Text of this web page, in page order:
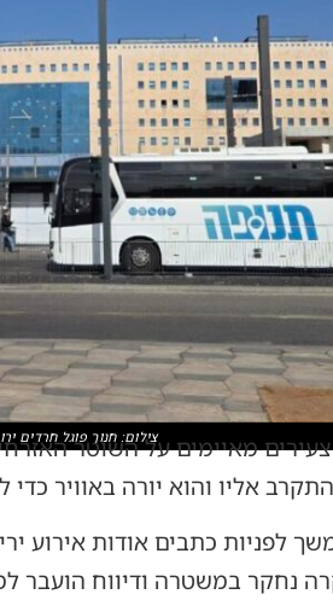
צילום: חנוך פוגל חרדים
מאיימים על השוטר
אליו והוא יורה באוויר כדי
נחקר במשטרה ודיווח הועבר